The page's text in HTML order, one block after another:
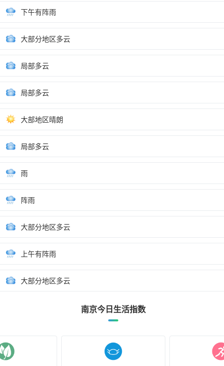
下午有阵雨
大部分地区多云
局部多云
局部多云
大部地区晴朗
局部多云
雨
阵雨
大部分地区多云
上午有阵雨
大部分地区多云
南京今日生活指数